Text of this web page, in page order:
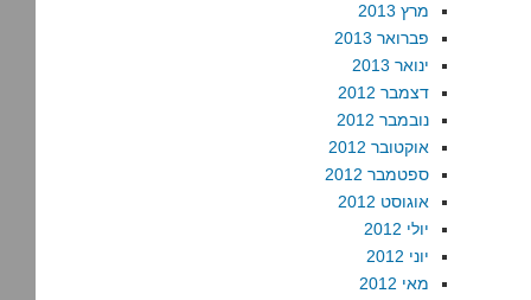
מרץ 2013
פברואר 2013
ינואר 2013
דצמבר 2012
נובמבר 2012
אוקטובר 2012
ספטמבר 2012
אוגוסט 2012
יולי 2012
יוני 2012
מאי 2012